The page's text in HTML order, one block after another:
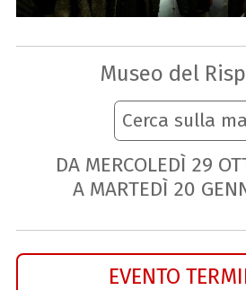
Museo del
Cerca sulla
DA MERCOLEDÌ 29
A MARTEDÌ 20
EVENTO